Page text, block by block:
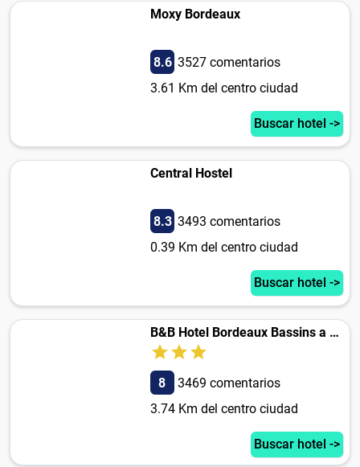
Moxy Bordeaux
8.6 3527 comentarios
3.61 Km del centro ciudad
Buscar hotel ->
Central Hostel
8.3 3493 comentarios
0.39 Km del centro ciudad
Buscar hotel ->
B&B Hotel Bordeaux Bassins a flot
8
3469 comentarios
3.74 Km del centro ciudad
Buscar hotel ->